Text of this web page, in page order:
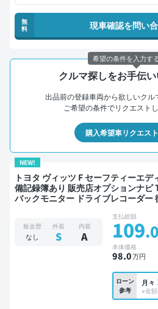
無
料
現車確認を問い
クルマ探しをお手伝い
出品前の登録車両から欲しいクル
ご希望の条件でリクエスト
購入希望車リクエス
NEW!
トヨタ ヴィッツ F セーフティーエディショ
備記録簿あり 販売店オプションナビ
バックモニター ドライブレコーダー
板金歴
なし
外装
S
内装
A
支払総額
109.0
本体価格
98.0万円
ローン
参考
月々
※金額
希望の条件を入力す